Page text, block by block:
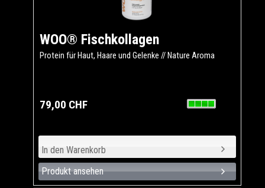
WOO® Fischkollagen
Protein für Haut, Haare und Gelenke // Nature Aroma
79,00 CHF
Produkt ansehen